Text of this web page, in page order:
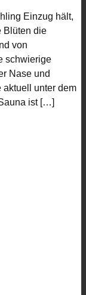
Einzug hält,
Blüten die
von
schwierige
Nase und
aktuell unter dem
ist […]